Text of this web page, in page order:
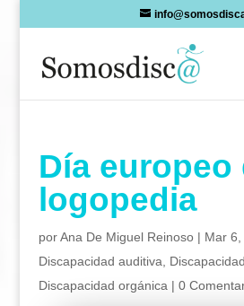
Día europeo
logopedia
porAna De Miguel Reinoso| Mar 6,
Discapacidad auditiva
Discapacidad orgánica | 0